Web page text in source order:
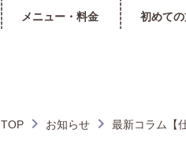
メニュー・料金 初めて
TOP お知らせ 最新コラム【